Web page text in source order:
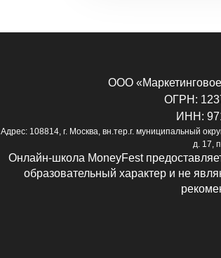
ООО
ОГРН:
ИНН:
Адрес: 108814, г. Москва, вн.тер.г. муниципальный
д. 17,
Онлайн-школа MoneyFest
образовательный характер и не